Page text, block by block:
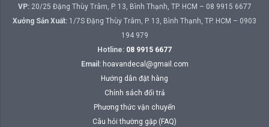
VP:20/25 Đặng Thùy Trâm, P. 13, Bình Thạnh, TP. HCM – 08 9915 6677
Xưởng Sản Xuất: 1/7S Đặng Thùy Trâm, P. 13, Bình Thạnh, TP. HCM – 0903
194 979
Hotline: 08 9915 6677
Email: hoavandecal@gmail.com
Hướng dẫn đặt hàng
Chính sách đổi trả
Phương thức vận chuyển
Câu hỏi thường gặp (FAQ)